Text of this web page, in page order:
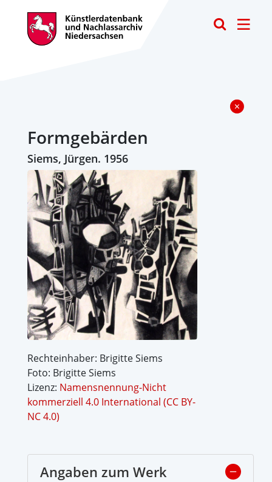
Formgebärden
Siems, Jürgen. 1956
Rechteinhaber: Brigitte Siems
Foto: Brigitte Siems
Lizenz: Namensnennung-Nicht
kommerziell 4.0 International (CC BY-
NC 4.0)
Angaben zum Werk